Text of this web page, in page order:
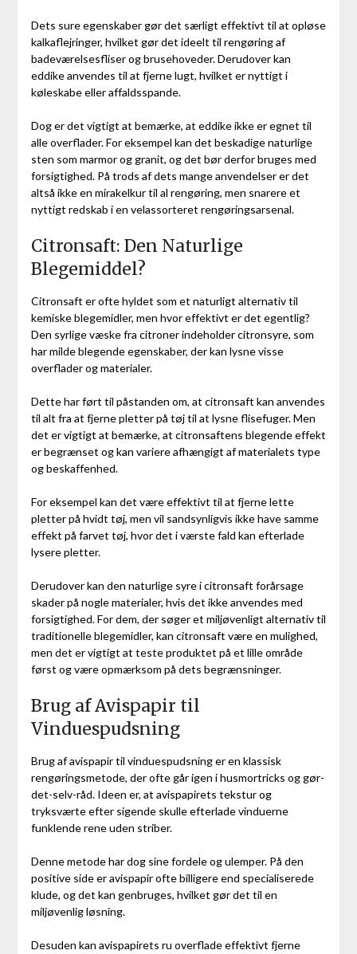
Dets sure egenskaber gør det særligt effektivt til at opløse
kalkaflejringer, hvilket gør det ideelt til rengøring af
badeværelsesfliser og brusehoveder. Derudover kan
eddike anvendes til at fjerne lugt, hvilket er nyttigt i
køleskabe eller affaldsspande.
Dog er det vigtigt at bemærke, at eddike ikke er egnet til
alle overflader. For eksempel kan det beskadige naturlige
sten som marmor og granit, og det bør derfor bruges med
forsigtighed. På trods af dets mange anvendelser er det
altså ikke en mirakelkur til al rengøring, men snarere et
nyttigt redskab i en velassorteret rengøringsarsenal.
Citronsaft: Den Naturlige
Blegemiddel?
Citronsaft er ofte hyldet som et naturligt alternativ til
kemiske blegemidler, men hvor effektivt er det egentlig?
Den syrlige væske fra citroner indeholder citronsyre, som
har milde blegende egenskaber, der kan lysne visse
overflader og materialer.
Dette har ført til påstanden om, at citronsaft kan anvendes
til alt fra at fjerne pletter på tøj til at lysne flisefuger. Men
det er vigtigt at bemærke, at citronsaftens blegende effekt
er begrænset og kan variere afhængigt af materialets type
og beskaffenhed.
For eksempel kan det være effektivt til at fjerne lette
pletter på hvidt tøj, men vil sandsynligvis ikke have samme
effekt på farvet tøj, hvor det i værste fald kan efterlade
lysere pletter.
Derudover kan den naturlige syre i citronsaft forårsage
skader på nogle materialer, hvis det ikke anvendes med
forsigtighed. For dem, der søger et miljøvenligt alternativ til
traditionelle blegemidler, kan citronsaft være en mulighed,
men det er vigtigt at teste produktet på et lille område
først og være opmærksom på dets begrænsninger.
Brug af Avispapir til
Vinduespudsning
Brug af avispapir til vinduespudsning er en klassisk
rengøringsmetode, der ofte går igen i husmortricks og gør-
det-selv-råd. Ideen er, at avispapirets tekstur og
tryksværte efter sigende skulle efterlade vinduerne
funklende rene uden striber.
Denne metode har dog sine fordele og ulemper. På den
positive side er avispapir ofte billigere end specialiserede
klude, og det kan genbruges, hvilket gør det til en
miljøvenlig løsning.
Desuden kan avispapirets ru overflade effektivt fjerne